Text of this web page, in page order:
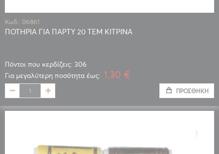
Κωδ.: 06861
ΠΟΤΗΡΙΑ ΓΙΑ ΠΑΡΤΥ 20 ΤΕΜ ΚΙΤΡΙΝΑ
Πόντοι που κερδίζεις: 306
Για μεγαλύτερη ποσότητα έως: 1,30 €
ΠΡΟΣΘΉΚΗ